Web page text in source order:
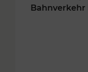
Bahnverkehr